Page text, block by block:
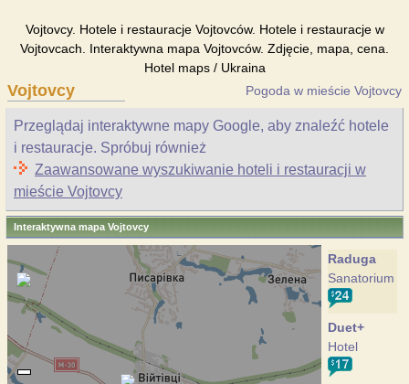
Vojtovcy. Hotele i restauracje Vojtovców. Hotele i restauracje w
Vojtovcach. Interaktywna mapa Vojtovców. Zdjęcie, mapa, cena.
Hotel maps / Ukraina
Vojtovcy Pogoda w mieście Vojtovcy
Przeglądaj interaktywne mapy Google, aby znaleźć hotele
i restauracje. Spróbuj również
Zaawansowane wyszukiwanie hoteli i restauracji w
mieście Vojtovcy
Interaktywna mapa Vojtovcy
Raduga
Sanatorium
Duet+
Hotel